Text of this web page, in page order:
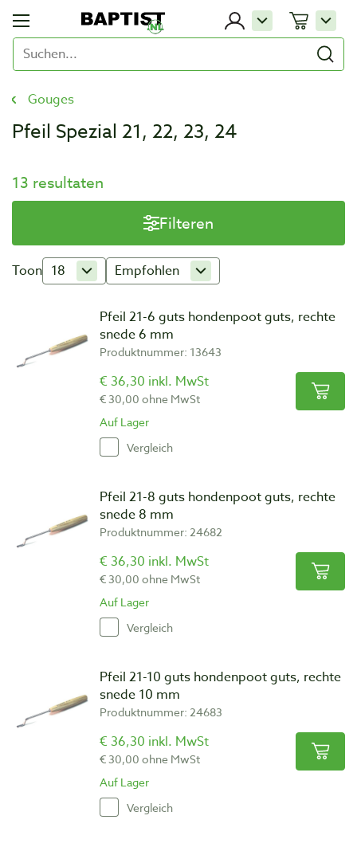
Gouges
Pfeil Spezial 21, 22, 23, 24
13 resultaten
Filteren
Toon 18 Empfohlen
Pfeil 21-6 guts hondenpoot guts, rechte
snede 6 mm
Produktnummer: 13643
€ 36,30 inkl. MwSt
€ 30,00 ohne MwSt
Auf Lager
Vergleich
Pfeil 21-8 guts hondenpoot guts, rechte
snede 8 mm
Produktnummer: 24682
€ 36,30 inkl. MwSt
€ 30,00 ohne MwSt
Auf Lager
Vergleich
Pfeil 21-10 guts hondenpoot guts, rechte
snede 10 mm
Produktnummer: 24683
€ 36,30 inkl. MwSt
€ 30,00 ohne MwSt
Auf Lager
Vergleich